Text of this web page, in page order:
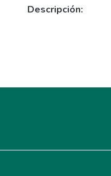
Descripción: